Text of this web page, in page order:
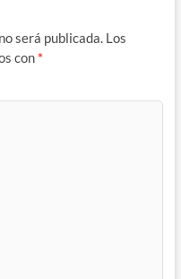
será publicada. Los
con *